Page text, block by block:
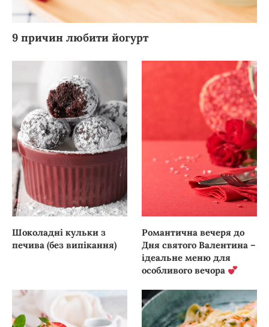
9 причин любити йогурт
Шоколадні кульки з
печива (без випікання)
Романтична вечеря до
Дня святого Валентина –
ідеальне меню для
особливого вечора